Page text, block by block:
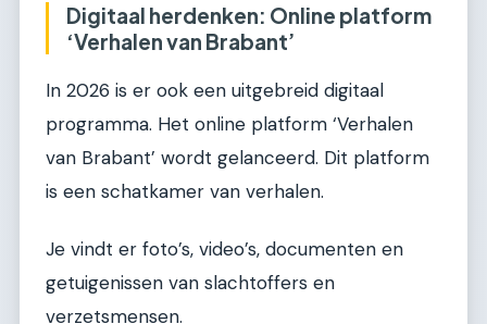
Digitaal herdenken: Online platform
‘Verhalen van Brabant’
In 2026 is er ook een uitgebreid digitaal
programma. Het online platform ‘Verhalen
van Brabant’ wordt gelanceerd. Dit platform
is een schatkamer van verhalen.
Je vindt er foto’s, video’s, documenten en
getuigenissen van slachtoffers en
verzetsmensen.